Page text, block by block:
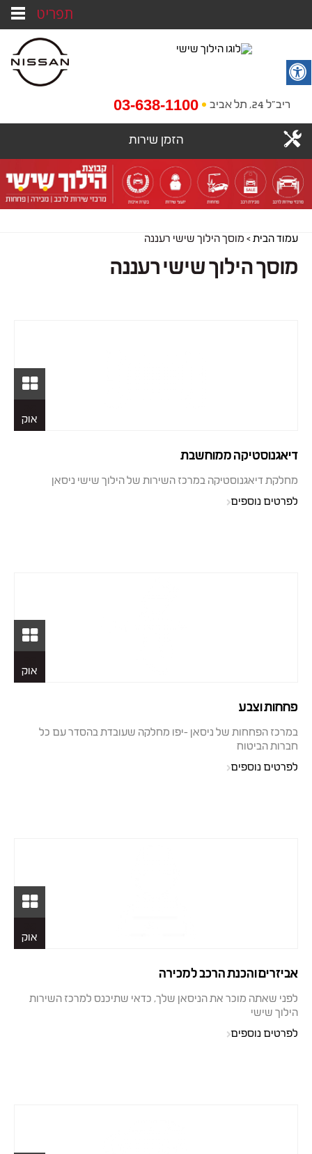
03-638-1100 ריב"ל 24, תל אביב
הזמן שירות
עמוד הבית> מוסך הילוך שישי רעננה
מוסך הילוך שישי רעננה
אוק
דיאגנוסטיקה ממוחשבת
מחלקת דיאגנוסטיקה במרכז השירות של הילוך שישי ניסאן
לפרטים נוספים
אוק
פחחות וצבע
במרכז הפחחות של ניסאן -יפו מחלקה שעובדת בהסדר עם כל
חברות הביטוח
לפרטים נוספים
אוק
אביזרים והכנת הרכב למכירה
לפני שאתה מוכר את הניסאן שלך, כדאי שתיכנס למרכז השירות
הילוך שישי
לפרטים נוספים
תפריט